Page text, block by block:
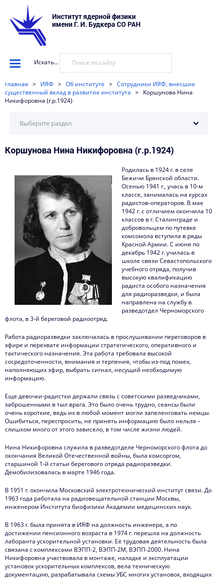
Институт ядерной физики
имени Г. И. Будкера СО РАН
Искать...
главная > ИЯФ > Об институте > Сотрудники ИЯФ, внесшие
существенный вклад в развитие института > Коршунова Нина
Никифоровна (г.р.1924)
История ИЯФ
Сотрудники ИЯФ, внесшие существенный вклад в
развитие института
Сотрудники ИЯФ – ветераны Великой Отечественной
войны
Выберите раздел
Коршунова Нина Никифоровна (г.р.1924)
Родилась в 1924 г. в селе
Бежичи Брянской области.
Осенью 1941 г., учась в 10-м
классе, занималась на курсах
радистов-операторов. В мае
1942 г. с отличием окончила 10
классов в г. Сталинграде и
добровольцем по путевке
комсомола вступила в ряды
Красной Армии. С июня по
декабрь 1942 г. училась в
школе связи Севастопольского
учебного отряда, получив
высокую квалификацию
радиста особого назначения
для радиоразведки, и была
направлена на службу в
разведотдел Черноморского
флота, в 3-й береговой радиоотряд.
Работа радиоразведки заключалась в прослушивании переговоров в
эфире и перехвате информации стратегического, оперативного и
тактического назначения. Эта работа требовала высокой
сосредоточенности, внимания и терпения, чтобы из-под помех,
наполняющих эфир, выбрать сигнал, несущий необходимую
информацию.
Еще девочки-радистки держали связь с советскими разведчиками,
заброшенными в тыл врага. Это было очень трудно, сеансы были
очень короткие, ведь их в любой момент могли запеленговать немцы.
Ошибиться, переспросить, не принять информацию было нельзя –
слишком много от этого зависело, в том числе жизни людей.
Нина Никифоровна служила в разведотделе Черноморского флота до
окончания Великой Отечественной войны, была комсоргом,
старшиной 1-й статьи берегового отряда радиоразведки.
Демобилизовалась в марте 1946 года.
В 1951 г. окончила Московский электротехнический институт связи. До
1963 года работала на радиовещательной станции Москвы,
инженером Института биофизики Академии медицинских наук.
В 1963 г. была принята в ИЯФ на должность инженера, а по
достижении пенсионного возраста в 1974 г. перешла на должность
лаборанта ускорительной установки. Её трудовая деятельность была
связана с комплексами ВЭПП-2, ВЭПП-2М, ВЭПП-2000. Нина
Никифоровна участвовала в монтаже, наладке и эксплуатации
установок ускорительных комплексов, вела техническую
документацию, разрабатывала схемы УБС многих установок, входящих